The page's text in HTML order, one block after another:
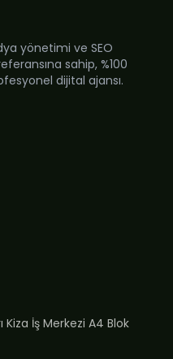
yönetimi ve SEO
sahip, %100
dijital ajansı.
İş Merkezi A4 Blok